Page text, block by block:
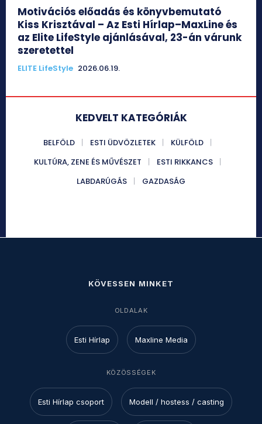
Motivációs előadás és könyvbemutató
Kiss Krisztával – Az Esti Hírlap–MaxLine és
az Elite LifeStyle ajánlásával, 23-án várunk
szeretettel
ELITE LifeStyle 2026.06.19.
KEDVELT KATEGÓRIÁK
BELFÖLD ESTI ÜDVÖZLETEK
KÜLFÖLD
KULTÚRA, ZENE ÉS MŰVÉSZET
ESTI RIKKANCS
LABDARÚGÁS
GAZDASÁG
KÖVESSEN MINKET
OLDALAK
Esti Hírlap Maxline Media
KÖZÖSSÉGEK
Esti Hírlap csoport Modell / hostess / casting